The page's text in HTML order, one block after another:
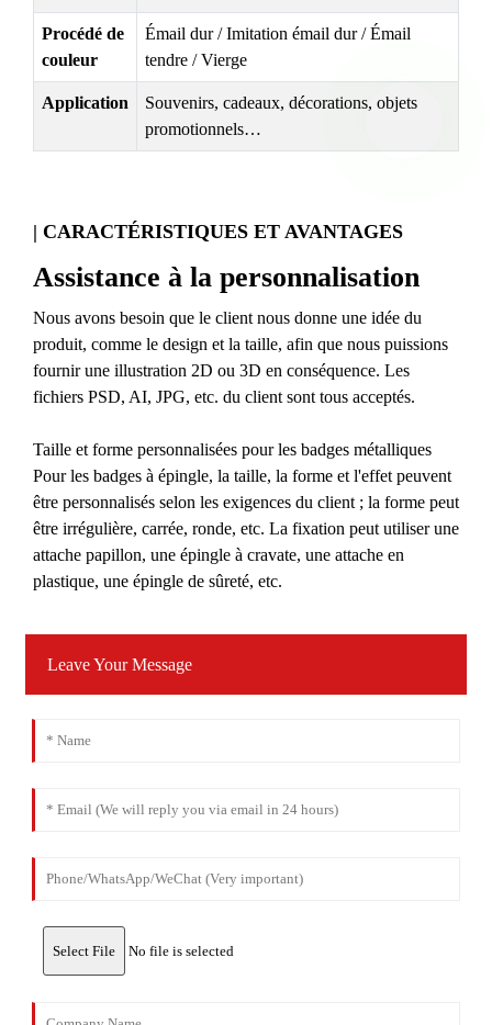
Procédé de
couleur
Émail dur / Imitation émail dur / Émail
tendre / Vierge
Application
Souvenirs, cadeaux, décorations, objets
promotionnels…
| CARACTÉRISTIQUES ET AVANTAGES
Assistance à la personnalisation
Nous avons besoin que le client nous donne une idée du
produit, comme le design et la taille, afin que nous puissions
fournir une illustration 2D ou 3D en conséquence. Les
fichiers PSD, AI, JPG, etc. du client sont tous acceptés.
Taille et forme personnalisées pour les badges métalliques
Pour les badges à épingle, la taille, la forme et l'effet peuvent
être personnalisés selon les exigences du client ; la forme peut
être irrégulière, carrée, ronde, etc. La fixation peut utiliser une
attache papillon, une épingle à cravate, une attache en
plastique, une épingle de sûreté, etc.
Leave Your Message
Select File No file is selected